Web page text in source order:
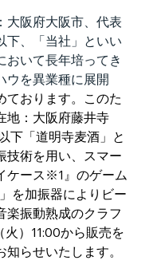
大阪府大阪市、代表
下、「当社」といい
おいて長年培ってき
ウを異業種に展開
ております。このた
地：大阪府藤井寺
下「道明寺麦酒」と
技術を用い、スマー
ケース※1』のゲーム
を加振器によりビー
楽振動熟成のクラフ
）11:00から販売を
らせいたします。